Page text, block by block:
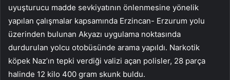
uyuşturucu madde sevkiyatının önlenmesine yönelik
yapılan çalışmalar kapsamında Erzincan- Erzurum yolu
üzerinden bulunan Akyazı uygulama noktasında
durdurulan yolcu otobüsünde arama yapıldı. Narkotik
köpek Naz’ın tepki verdiği valizi açan polisler, 28 parça
halinde 12 kilo 400 gram skunk buldu.